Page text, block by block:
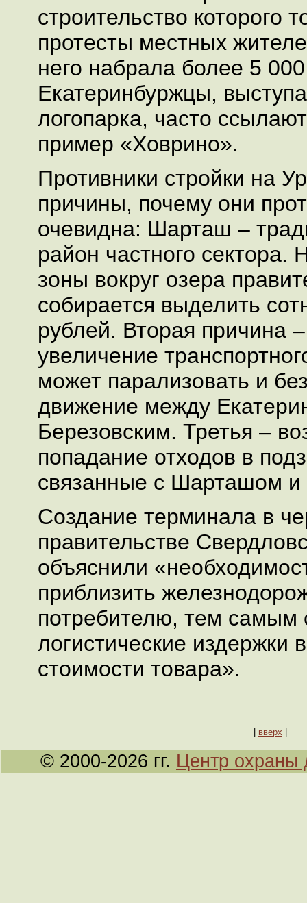
строительство которого
протесты местных
него набрала более 5
Екатеринбуржцы,
логопарка, часто
пример «Ховрино».
Противники стройки на
причины, почему они
очевидна: Шарташ –
район частного сектора.
зоны вокруг озера
собирается выделить
рублей. Вторая причина
увеличение
может парализовать и
движение между
Березовским. Третья –
попадание отходов в
связанные с Шарташом
Создание терминала в
правительстве
объяснили
приблизить
потребителю, тем самым
логистические издержки
стоимости товара».
вверх
© 2000-2026 гг. Центр охраны